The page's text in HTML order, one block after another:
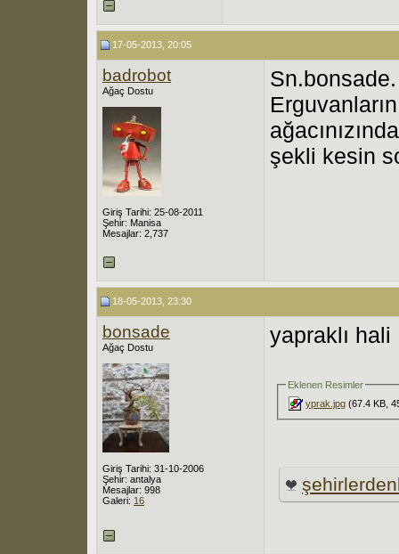
17-05-2013, 20:05
badrobot
Ağaç Dostu
Giriş Tarihi: 25-08-2011
Şehir: Manisa
Mesajlar: 2,737
Sn.bonsade.
şekli kesin
18-05-2013, 23:30
bonsade
Ağaç Dostu
Giriş Tarihi: 31-10-2006
Şehir: antalya
Mesajlar: 998
Galeri: 16
yapraklı hali
Eklenen Resimler
yprak.jpg (67.4 KB,